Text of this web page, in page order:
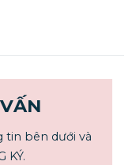
tin bên dưới và
KÝ.